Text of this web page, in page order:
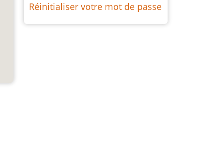
Réinitialiser votre mot de passe